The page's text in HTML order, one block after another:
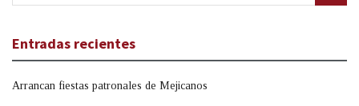
Entradas recientes
Arrancan fiestas patronales de Mejicanos